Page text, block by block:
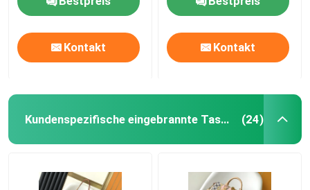
Kontakt Kontakt
Kundenspezifische eingebrannte Taschen (24)